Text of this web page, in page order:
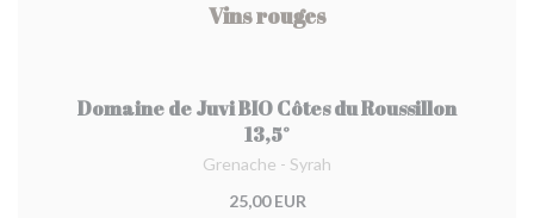
Vins rouges
Domaine de Juvi BIO Côtes du Roussillon
13,5°
Grenache - Syrah
25,00 EUR